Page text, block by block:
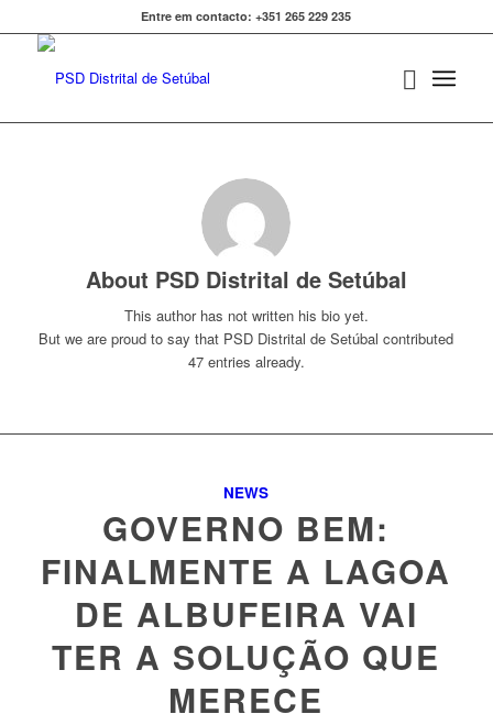
Entre em contacto: +351 265 229 235
About PSD Distrital de Setúbal
This author has not written his bio yet.
But we are proud to say that PSD Distrital de Setúbal contributed
47 entries already.
NEWS
GOVERNO BEM:
FINALMENTE A LAGOA
DE ALBUFEIRA VAI
TER A SOLUÇÃO QUE
MERECE